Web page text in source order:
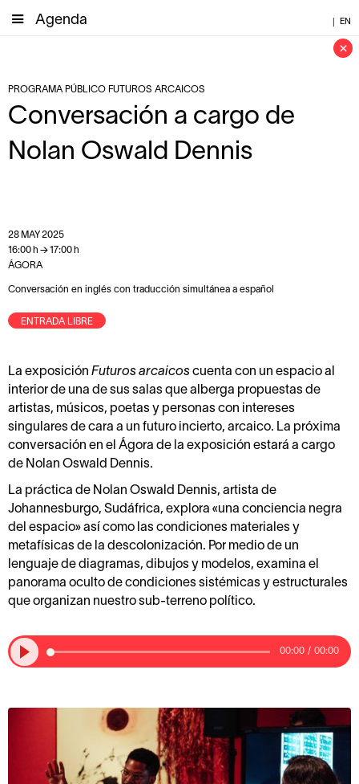
EN
Agenda
×
PROGRAMA PÚBLICO FUTUROS ARCAICOS
Conversación a cargo de
Nolan Oswald Dennis
28 MAY2025
16:00 h →17:00 h
ÁGORA
Conversación en inglés con traducción simultánea a español
ENTRADA LIBRE
La exposición Futuros arcaicos cuenta con un espacio al
interior de una de sus salas que alberga propuestas de
artistas, músicos, poetas y personas con intereses
singulares de cara a un futuro incierto, arcaico. La próxima
conversación en el Ágora de la exposición estará a cargo
de Nolan Oswald Dennis.
La práctica de Nolan Oswald Dennis, artista de
Johannesburgo, Sudáfrica, explora «una conciencia negra
del espacio» así como las condiciones materiales y
metafísicas de la descolonización. Por medio de un
lenguaje de diagramas, dibujos y modelos, examina el
panorama oculto de condiciones sistémicas y estructurales
que organizan nuestro sub-terreno político.
00:00 / 00:00